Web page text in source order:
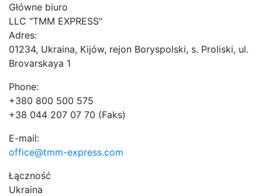
Główne biuro
LLC "ТММ EXPRESS"
Adres:
01234, Ukraina, Kijów, rejon Boryspolski, s. Proliski, ul.
Brovarskaya 1
Phone:
+380 800 500 575
+38 044 207 07 70 (Faks)
E-mail:
office@tmm-express.com
Łączność
Ukraina